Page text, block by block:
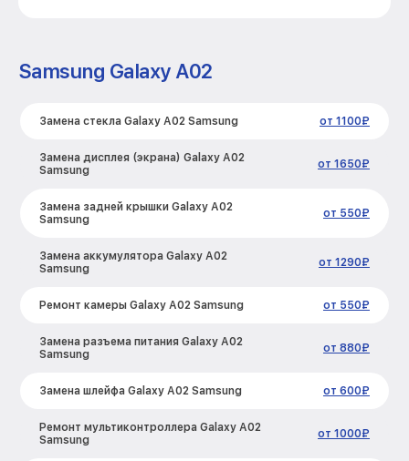
Samsung Galaxy A02
Замена стекла Galaxy A02 Samsung от 1100₽
Замена дисплея (экрана) Galaxy A02
Samsung
от 1650₽
Замена задней крышки Galaxy A02
Samsung
от 550₽
Замена аккумулятора Galaxy A02
Samsung
от 1290₽
Ремонт камеры Galaxy A02 Samsung от 550₽
Замена разъема питания Galaxy A02
Samsung
от 880₽
Замена шлейфа Galaxy A02 Samsung от 600₽
Ремонт мультиконтроллера Galaxy A02
Samsung
от 1000₽